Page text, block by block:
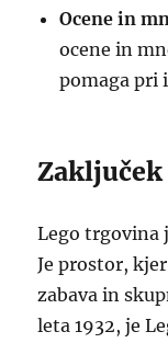
Ocene in
ocene in
pomaga pri
Zaključek
Lego trgovina
Je prostor,
zabava in
leta 1932, je